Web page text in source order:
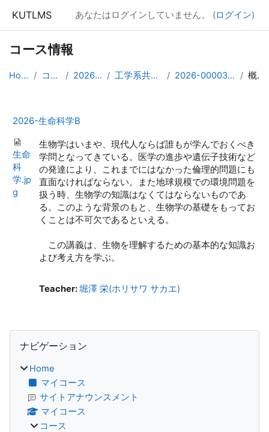
KUTLMS あなたはログインしていません。 (ログイン)
コース情報
Home コース 2026年度 工学系共通科目 2026-0000320302 概要
2026-生命科学B
生命
科
学.jp
g
生物学はいまや、現代人ならば誰もが学んでおくべき
学問となってきている。医学の進歩や遺伝子技術など
の発達により、これまでにはなかった倫理的問題にも
直面なければならない。また地球規模での環境問題を
扱う時、生物学の知識はなくてはならないものであ
る。このような背景のもと、生物学の基礎をもってお
くことは不可欠であるといえる。
この講義は、生物を理解するための基本的な知識お
よび考え方を学ぶ。
Teacher:堀澤 栄(ホリサワ サカエ)
ブロック
ナビゲーション
Home
マイコース
サイトアナウンスメント
マイコース
コース